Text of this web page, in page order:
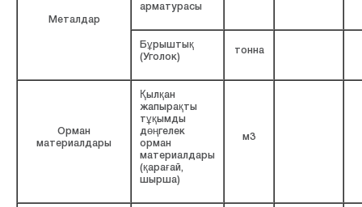
Металдар
арматурасы
Бұрыштық
(Уголок)
тонна
Орман
материалдары
Қылқан
жапырақты
тұқымды
дөңгелек
орман
материалдары
(қарағай,
шырша)
м3